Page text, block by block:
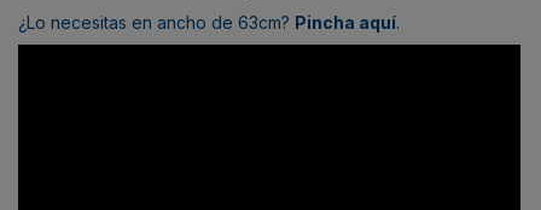
¿Lo necesitas en ancho de 63cm? Pincha aquí.